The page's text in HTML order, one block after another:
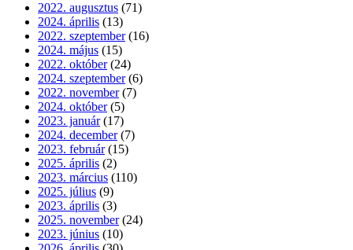
2022. augusztus (71)
2024. április (13)
2022. szeptember (16)
2024. május (15)
2022. október (24)
2024. szeptember (6)
2022. november (7)
2024. október (5)
2023. január (17)
2024. december (7)
2023. február (15)
2025. április (2)
2023. március (110)
2025. július (9)
2023. április (3)
2025. november (24)
2023. június (10)